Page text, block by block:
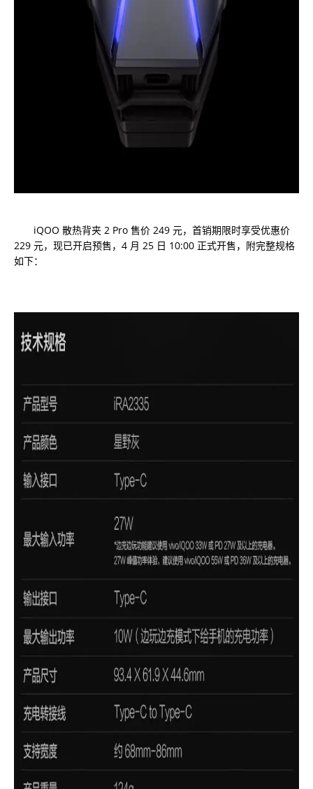
iQOO 散热背夹 2 Pro 售价 249 元，首销期限时享受优惠价
229 元，现已开启预售，4 月 25 日 10:00 正式开售，附完整规格
如下：